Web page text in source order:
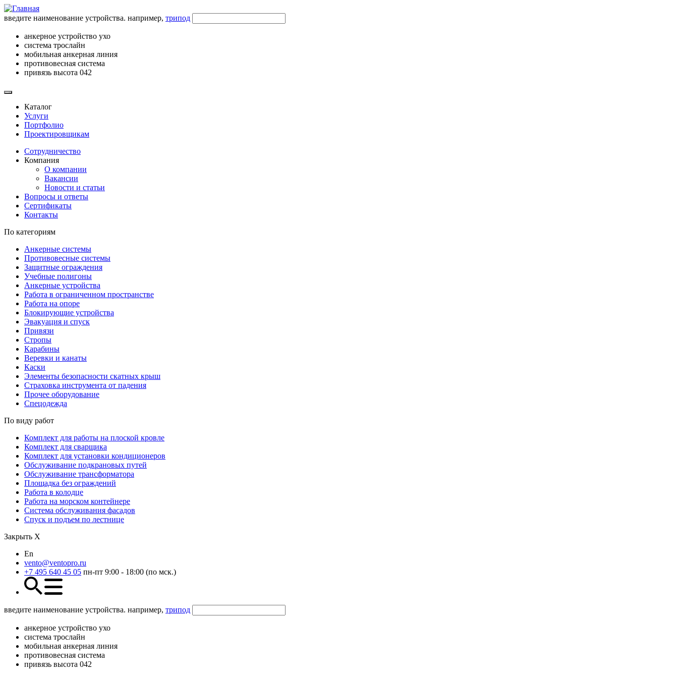
введите наименование устройства. например, трипод
анкерное устройство ухо
система трослайн
мобильная анкерная линия
противовесная система
привязь высота 042
Каталог
Услуги
Портфолио
Проектировщикам
Сотрудничество
Компания
О компании
Вакансии
Новости и статьи
Вопросы и ответы
Сертификаты
Контакты
По категориям
Анкерные системы
Противовесные системы
Защитные ограждения
Учебные полигоны
Анкерные устройства
Работа в ограниченном пространстве
Работа на опоре
Блокирующие устройства
Эвакуация и спуск
Привязи
Стропы
Карабины
Веревки и канаты
Каски
Элементы безопасности скатных крыш
Страховка инструмента от падения
Прочее оборудование
Спецодежда
По виду работ
Комплект для работы на плоской кровле
Комплект для сварщика
Комплект для установки кондиционеров
Обслуживание подкрановых путей
Обслуживание трансформатора
Площадка без ограждений
Работа в колодце
Работа на морском контейнере
Система обслуживания фасадов
Спуск и подъем по лестнице
Закрыть Х
En
vento@ventopro.ru
+7 495 640 45 05 пн-пт 9:00 - 18:00 (по мск.)
введите наименование устройства. например, трипод
анкерное устройство ухо
система трослайн
мобильная анкерная линия
противовесная система
привязь высота 042